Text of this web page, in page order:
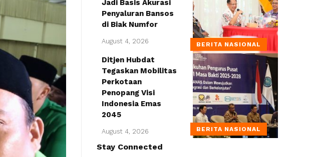
BERITA NASIONAL
Jadi Basis Akurasi
Penyaluran Bansos
di Biak Numfor
August 4, 2026
BERITA NASIONAL
Ditjen Hubdat
Tegaskan Mobilitas
Perkotaan
Penopang Visi
Indonesia Emas
2045
August 4, 2026
Stay Connected